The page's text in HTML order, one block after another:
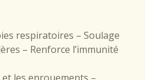
respiratoires – Soulage
– Renforce l’immunité